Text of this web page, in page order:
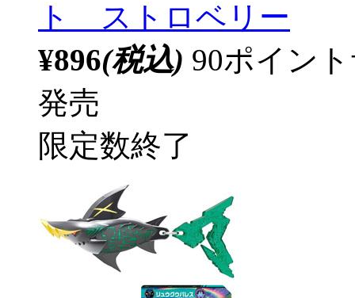
ト ストロベリー
¥896(税込) 90ポイン
発売
限定数終了